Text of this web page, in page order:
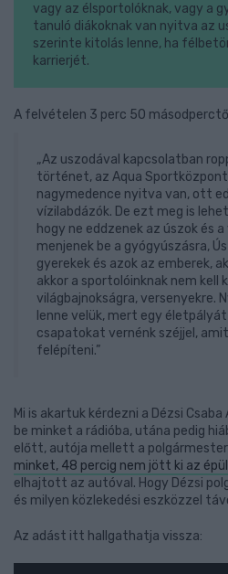
vagy az élsportolóknak, vagy a
tanuló diákoknak van nyitva az
szerinte kitolás lenne, ha
karrierjét.
A felvételen 3 perc 50
„Az uszodával kapcsolatban
történet, az Aqua
nagymedence nyitva van, ott
vízilabdázók. De ezt meg is
hogy ne eddzenek az úszok és
menjenek be a gyógyúszásra,
gyerekek és azok az emberek,
akkor a sportolóinknak nem kell
világbajnokságra, versenyekre.
lenne velük, mert egy
csapatokat vernénk széjjel,
felépíteni.”
Mi is akartuk kérdezni a Dézsi
be minket a rádióba, utána pedig
előtt, autója mellett a
minket, 48 percig nem jött ki az
elhajtott az autóval. Hogy Dézsi
és milyen közlekedési eszközzel
Az adást itt hallgathatja vissza: